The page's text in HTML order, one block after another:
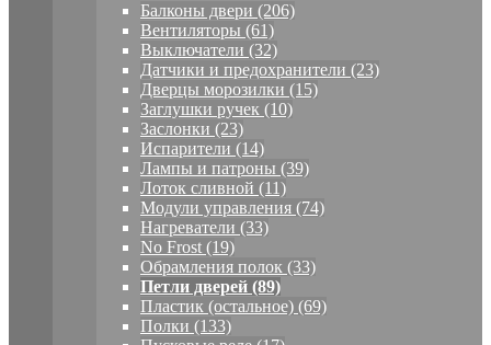
Балконы двери (206)
Вентиляторы (61)
Выключатели (32)
Датчики и предохранители (23)
Дверцы морозилки (15)
Заглушки ручек (10)
Заслонки (23)
Испарители (14)
Лампы и патроны (39)
Лоток сливной (11)
Модули управления (74)
Нагреватели (33)
No Frost (19)
Обрамления полок (33)
Петли дверей (89)
Пластик (остальное) (69)
Полки (133)